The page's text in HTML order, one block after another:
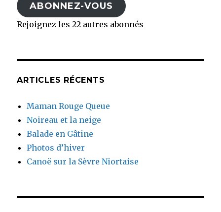
ABONNEZ-VOUS
Rejoignez les 22 autres abonnés
ARTICLES RÉCENTS
Maman Rouge Queue
Noireau et la neige
Balade en Gâtine
Photos d’hiver
Canoë sur la Sèvre Niortaise